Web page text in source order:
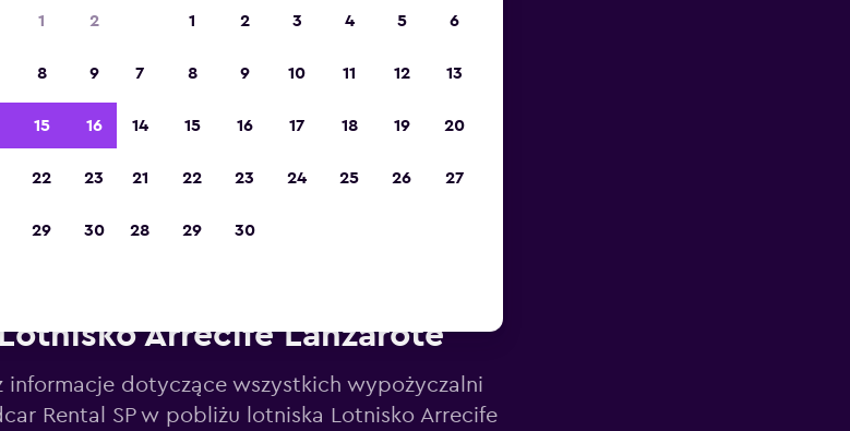
turystyczna w Europie” w 2023 roku
Arrecife Lanzarote
informacje dotyczące wszystkich wypożyczalni
Rental SP w pobliżu lotniska Lotnisko Arrecife
1 2
8 9
15 16
22 23
29 30
1 2 3 4 5 6
7 8 9 10 11 12 13
14 15 16 17 18 19 20
21 22 23 24 25 26 27
28 29 30